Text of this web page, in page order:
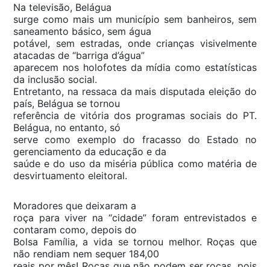
Na televisão, Belágua
surge como mais um município sem banheiros, sem
saneamento básico, sem água
potável, sem estradas, onde crianças visivelmente
atacadas de “barriga d’água”
aparecem nos holofotes da mídia como estatísticas
da inclusão social.
Entretanto, na ressaca da mais disputada eleição do
país, Belágua se tornou
referência de vitória dos programas sociais do PT.
Belágua, no entanto, só
serve como exemplo do fracasso do Estado no
gerenciamento da educação e da
saúde e do uso da miséria pública como matéria de
desvirtuamento eleitoral.
Moradores que deixaram a
roça para viver na “cidade” foram entrevistados e
contaram como, depois do
Bolsa Família, a vida se tornou melhor. Roças que
não rendiam nem sequer 184,00